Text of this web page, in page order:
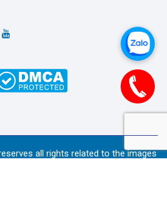
all rights related to the images